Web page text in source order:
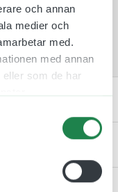
och annan
medier och
med.
med annan
som de har
från 1 st till